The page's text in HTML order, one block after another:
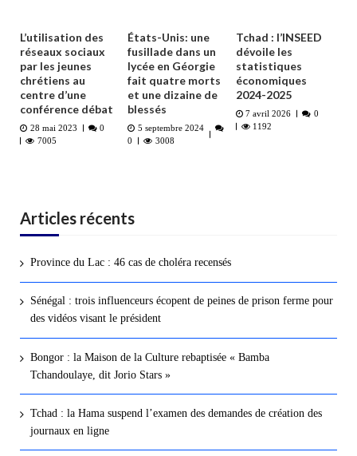
L’utilisation des
réseaux sociaux
par les jeunes
chrétiens au
centre d’une
conférence débat
28 mai 2023
0
7005
États-Unis: une
fusillade dans un
lycée en Géorgie
fait quatre morts
et une dizaine de
blessés
5 septembre 2024
0
3008
Tchad : l’INSEED
dévoile les
statistiques
économiques
2024-2025
7 avril 2026
0
1192
Articles récents
Province du Lac : 46 cas de choléra recensés
Sénégal : trois influenceurs écopent de peines de prison ferme pour
des vidéos visant le président
Bongor : la Maison de la Culture rebaptisée « Bamba
Tchandoulaye, dit Jorio Stars »
Tchad : la Hama suspend l’examen des demandes de création des
journaux en ligne